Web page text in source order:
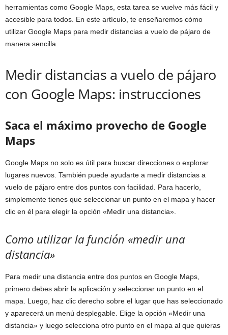
herramientas como Google Maps, esta tarea se vuelve más fácil y
accesible para todos. En este artículo, te enseñaremos cómo
utilizar Google Maps para medir distancias a vuelo de pájaro de
manera sencilla.
Medir distancias a vuelo de pájaro
con Google Maps: instrucciones
Saca el máximo provecho de Google
Maps
Google Maps no solo es útil para buscar direcciones o explorar
lugares nuevos. También puede ayudarte a medir distancias a
vuelo de pájaro entre dos puntos con facilidad. Para hacerlo,
simplemente tienes que seleccionar un punto en el mapa y hacer
clic en él para elegir la opción «Medir una distancia».
Como utilizar la función «medir una
distancia»
Para medir una distancia entre dos puntos en Google Maps,
primero debes abrir la aplicación y seleccionar un punto en el
mapa. Luego, haz clic derecho sobre el lugar que has seleccionado
y aparecerá un menú desplegable. Elige la opción «Medir una
distancia» y luego selecciona otro punto en el mapa al que quieras